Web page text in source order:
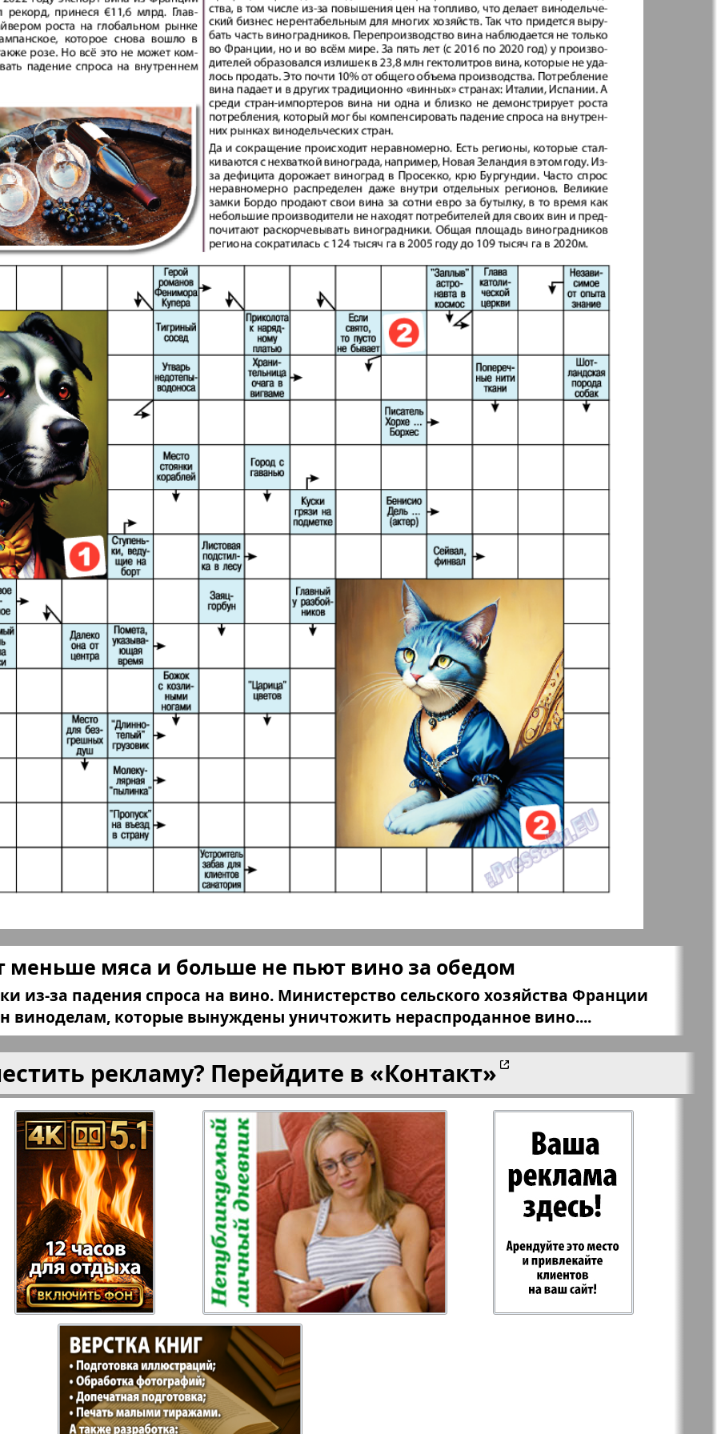
АйБолит Акцент Англия
Аргументы и
факты Европа
Артек
Бизнес мир Бизнес парк Будь здоров
Вести Вестник-info Вечерняя газета
Восточный
курьер
Vizainfo.cz
Диалог Diplomat Дом и семья
Дублин
инфоцентр
ExPress Жасмин Жизнь женщины
Игуана Идеальная фирма
Катюша
КП в Европе Крот в Германии
Kulinar TV Kurorte aktuell LDK по-русски
Мила
am Main
Наша Газета
Италия
Наша Газета
Ирландия
Наша марка
Новая Wолна Норд Объектив EU
Отдыхай-Купи-
продай
Партнер-север
Пражский
телеграф
Пражский
экспресс
PRO Women
Europe
West
Районка-Nord-Ost-
Bremen
Районка-West Регион
Рейнская газета
Русская Мысль
меньше мяса и больше не пьют вино за обедом
из-за падения спроса на вино. Министерство сельского хозяйства Франции
виноделам, которые вынуждены уничтожить нераспроданное вино....
рекламу? Перейдите в «Контакт»